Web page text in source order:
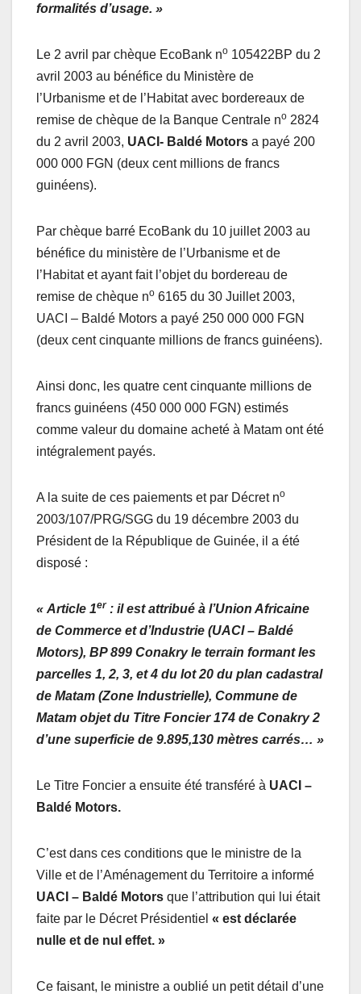
formalités d’usage. »
Le 2 avril par chèque EcoBank no 105422BP du 2
avril 2003 au bénéfice du Ministère de
l’Urbanisme et de l’Habitat avec bordereaux de
remise de chèque de la Banque Centrale no 2824
du 2 avril 2003, UACI- Baldé Motors a payé 200
000 000 FGN (deux cent millions de francs
guinéens).
Par chèque barré EcoBank du 10 juillet 2003 au
bénéfice du ministère de l’Urbanisme et de
l’Habitat et ayant fait l’objet du bordereau de
remise de chèque no 6165 du 30 Juillet 2003,
UACI – Baldé Motors a payé 250 000 000 FGN
(deux cent cinquante millions de francs guinéens).
Ainsi donc, les quatre cent cinquante millions de
francs guinéens (450 000 000 FGN) estimés
comme valeur du domaine acheté à Matam ont été
intégralement payés.
A la suite de ces paiements et par Décret no
2003/107/PRG/SGG du 19 décembre 2003 du
Président de la République de Guinée, il a été
disposé :
« Article 1er : il est attribué à l’Union Africaine
de Commerce et d’Industrie (UACI – Baldé
Motors), BP 899 Conakry le terrain formant les
parcelles 1, 2, 3, et 4 du lot 20 du plan cadastral
de Matam (Zone Industrielle), Commune de
Matam objet du Titre Foncier 174 de Conakry 2
d’une superficie de 9.895,130 mètres carrés… »
Le Titre Foncier a ensuite été transféré à UACI –
Baldé Motors.
C’est dans ces conditions que le ministre de la
Ville et de l’Aménagement du Territoire a informé
UACI – Baldé Motors que l’attribution qui lui était
faite par le Décret Présidentiel « est déclarée
nulle et de nul effet. »
Ce faisant, le ministre a oublié un petit détail d’une